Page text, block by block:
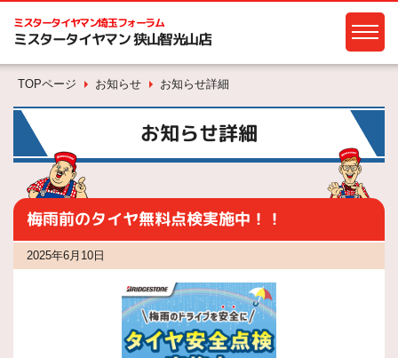
ミスタータイヤマン埼玉フォーラム
ミスタータイヤマン 狭山智光山店
TOPページ お知らせ お知らせ詳細
お知らせ詳細
梅雨前のタイヤ無料点検実施中！！
2025年6月10日